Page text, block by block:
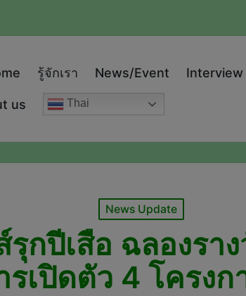
รู้จักเรา News/Event Interview
us Thai
Posted
News Update
รุกปีเสือ ฉลองรา
เปิดตัว 4 โครง